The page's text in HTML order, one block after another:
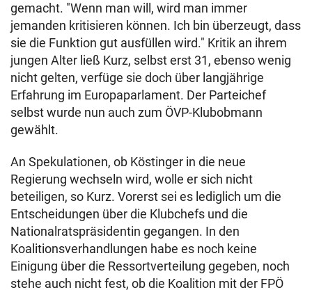
gemacht. "Wenn man will, wird man immer
jemanden kritisieren können. Ich bin überzeugt, dass
sie die Funktion gut ausfüllen wird." Kritik an ihrem
jungen Alter ließ Kurz, selbst erst 31, ebenso wenig
nicht gelten, verfüge sie doch über langjährige
Erfahrung im Europaparlament. Der Parteichef
selbst wurde nun auch zum ÖVP-Klubobmann
gewählt.
An Spekulationen, ob Köstinger in die neue
Regierung wechseln wird, wolle er sich nicht
beteiligen, so Kurz. Vorerst sei es lediglich um die
Entscheidungen über die Klubchefs und die
Nationalratspräsidentin gegangen. In den
Koalitionsverhandlungen habe es noch keine
Einigung über die Ressortverteilung gegeben, noch
stehe auch nicht fest, ob die Koalition mit der FPÖ